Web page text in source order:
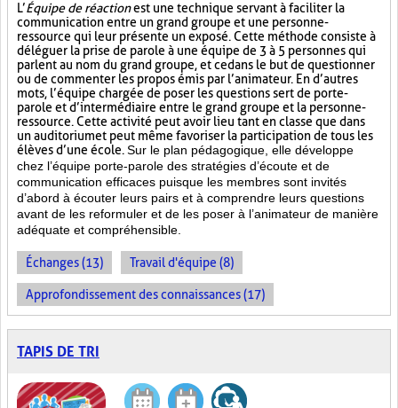
L’Équipe de réactionest une technique servant à faciliter la
communication entre un grand groupe et une personne-
ressource qui leur présente un exposé. Cette méthode consiste à
déléguer la prise de parole à une équipe de 3 à 5 personnes qui
parlent au nom du grand groupe, et ce dans le but de questionner
ou de commenter les propos émis par l’animateur. En d’autres
mots, l’équipe chargée de poser les questions sert de porte-
parole et d’intermédiaire entre le grand groupe et la personne-
ressource. Cette activité peut avoir lieu tant en classe que dans
un auditorium et peut même favoriser la participation de tous les
élèves d’une école. Sur le plan pédagogique, elle développe
chez l’équipe porte-parole des stratégies d’écoute et de
communication efficaces puisque les membres sont invités
d’abord à écouter leurs pairs et à comprendre leurs questions
avant de les reformuler et de les poser à l’animateur de manière
adéquate et compréhensible.
Échanges (13) Travail d'équipe (8)
Approfondissement des connaissances (17)
TAPIS DE TRI